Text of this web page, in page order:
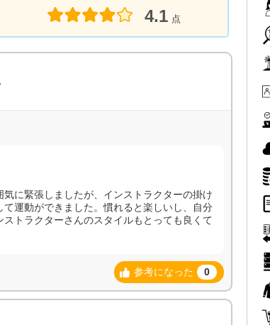
4.1 点
に緊張しましたが、インストラクターの掛け
運動ができました。慣れると楽しいし、自分
トラクターさんのスタイルもとっても良くて
参考になった 0